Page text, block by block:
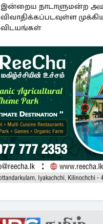
இன்றைய நாடாளுமன்ற
விவாதிக்கப்படவுள்ள
விடயங்கள்